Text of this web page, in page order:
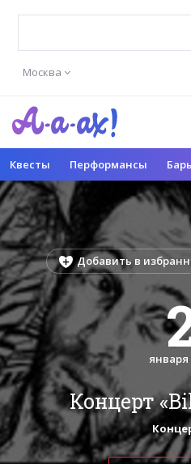
Москва
Квесты Перформансы
Добавить в
января
Концерт